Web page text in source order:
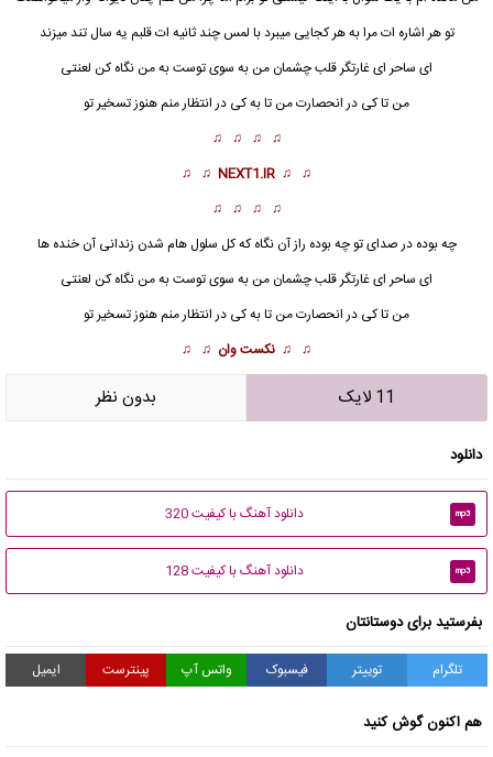
تو هر اشاره ات مرا به هر کجایی میبرد با لمس چند ثانیه ات قلبم یه سال تند میزند
ای ساحر ای غارتگر قلب چشمان من به سوی توست به من نگاه کن لعنتی
من تا کی در انحصارت من تا به کی در انتظار منم هنوزتسخیر تو
♫ ♫ ♫ ♫
♫ ♫
NEXT1.IR
♫ ♫
♫ ♫ ♫ ♫
چه بوده در صدای تو چه بوده راز آن نگاه که کل سلول هام شدن زندانی آن خنده ها
ای ساحر ای غارتگر قلب چشمان من به سوی توست به من نگاه کن لعنتی
من تا کی در انحصارت من تا به کی در انتظار منم هنوزتسخیر تو
♫ ♫ نکست وان ♫ ♫
11 لایک بدون نظر
دانلود
mp3 دانلود آهنگ با کیفیت 320
mp3 دانلود آهنگ با کیفیت 128
بفرستید برای دوستانتان
تلگرام توییتر فیسبوک واتس آپ پینترست ایمیل
هم اکنون گوش کنید